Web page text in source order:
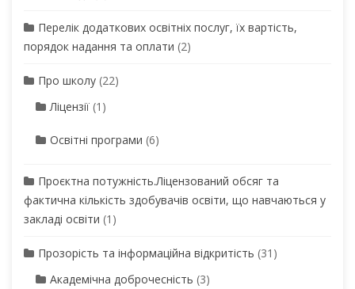
Перелік додаткових освітніх послуг, їх вартість,
порядок надання та оплати (2)
Про школу (22)
Ліцензії (1)
Освітні програми (6)
Проєктна потужність.Ліцензований обсяг та
фактична кількість здобувачів освіти, що навчаються у
закладі освіти (1)
Прозорість та інформаційна відкритість (31)
Академічна доброчесність (3)